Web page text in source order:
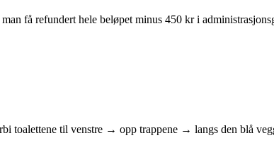
få refundert hele beløpet minus 450 kr i
toalettene til venstre → opp trappene → langs den blå